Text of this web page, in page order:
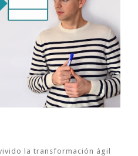
la transformación ágil